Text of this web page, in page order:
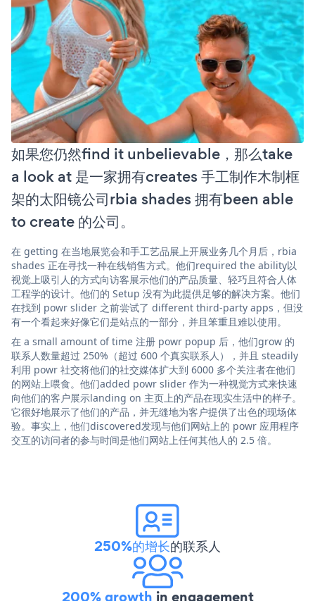
如果您仍然find it unbelievable，那么take
a look at 是一家拥有creates 手工制作木制框
架的太阳镜公司rbia shades 拥有been able
to create 的公司。
在 getting 在当地展览会和手工艺品展上开展业务几个月后，rbia
shades 正在寻找一种在线销售方式。他们required the ability以
视觉上吸引人的方式向访客展示他们的产品质量、轻巧且符合人体
工程学的设计。他们的 Setup 没有为此提供足够的解决方案。他们
在找到 powr slider 之前尝试了 different third-party apps，但没
有一个看起来好像它们是站点的一部分，并且笨重且难以使用。
在 a small amount of time 注册 powr popup 后，他们grow 的
联系人数量超过 250%（超过 600 个真实联系人），并且 steadily
利用 powr 社交将他们的社交媒体扩大到 6000 多个关注者在他们
的网站上喂食。他们added powr slider 作为一种视觉方式来快速
向他们的客户展示landing on 主页上的产品在现实生活中的样子。
它很好地展示了他们的产品，并无缝地为客户提供了出色的现场体
验。事实上，他们discovered发现与他们网站上的 powr 应用程序
交互的访问者的参与时间是他们网站上任何其他人的 2.5 倍。
250%的增长的联系人
200% growth in engagement